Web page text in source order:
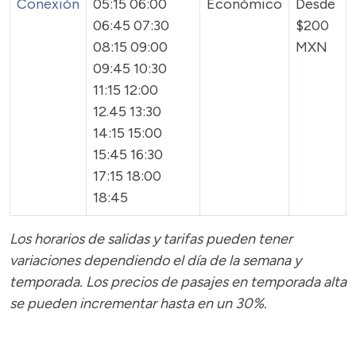
Conexión
05:15 06:00
06:45 07:30
08:15 09:00
09:45 10:30
11:15 12:00
12.45 13:30
14:15 15:00
15:45 16:30
17:15 18:00
18:45
Económico
Desde
$200
MXN
Los horarios de salidas y tarifas pueden tener
variaciones dependiendo el día de la semana y
temporada. Los precios de pasajesen temporada alta
se pueden incrementar hasta en un 30%.